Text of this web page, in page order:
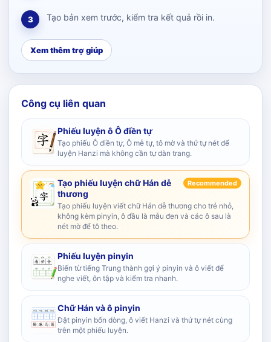
3 Tạo bản xem trước, kiểm tra kết quả rồi in.
Xem thêm trợ giúp
Công cụ liên quan
Phiếu luyện ô Ô điền tự
Tạo phiếu Ô điền tự, Ô mễ tự, tô mờ và thứ tự nét để
luyện Hanzi mà không cần tự dàn trang.
Tạo phiếu luyện chữ Hán dễ
thương
Recommended
Tạo phiếu luyện viết chữ Hán dễ thương cho trẻ nhỏ,
không kèm pinyin, ô đầu là mẫu đen và các ô sau là
nét mờ để tô theo.
Phiếu luyện pinyin
Biến từ tiếng Trung thành gợi ý pinyin và ô viết để
nghe viết, ôn tập và kiểm tra nhanh.
Chữ Hán và ô pinyin
Đặt pinyin bốn dòng, ô viết Hanzi và thứ tự nét cùng
trên một phiếu luyện.